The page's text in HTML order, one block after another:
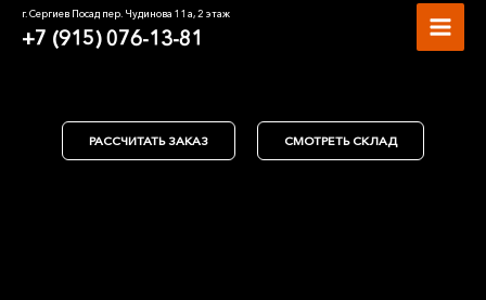
Перейти
г. Сергиев Посад пер. Чудинова 11а, 2 этаж
+7 (915) 076-13-81
РАССЧИТАТЬ ЗАКАЗ СМОТРЕТЬ СКЛАД